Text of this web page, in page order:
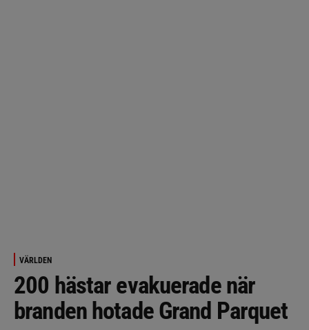
VÄRLDEN
200 hästar evakuerade när
branden hotade Grand Parquet